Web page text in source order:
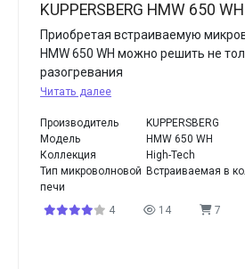
KUPPERSBERG HMW 650 WH
Приобретая встраиваемую
HMW 650 WH можно решить не
разогревания
Читать далее
Производитель
KUPPERSBERG
Модель
HMW 650 WH
Коллекция
High-Tech
Тип микроволновой
печи
Встраиваемая в
4 14 7